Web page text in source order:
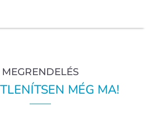
MEGRENDELÉS
MÉG MA!